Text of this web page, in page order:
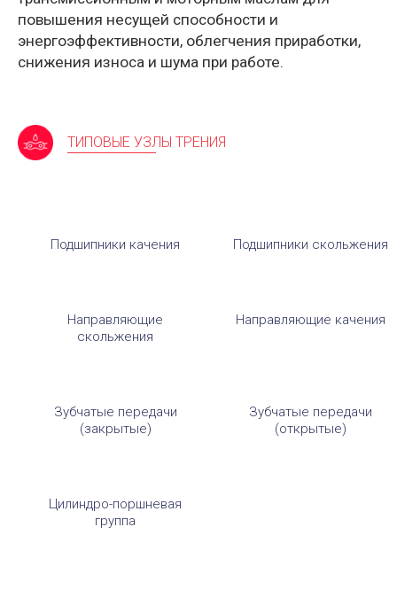
повышения несущей способности и
энергоэффективности, облегчения приработки,
снижения износа и шума при работе.
ТИПОВЫЕ УЗЛЫ ТРЕНИЯ
Подшипники качения Подшипники скольжения
Направляющие
скольжения
Направляющие качения
Зубчатые передачи
(закрытые)
Зубчатые передачи
(открытые)
Цилиндро-поршневая
группа